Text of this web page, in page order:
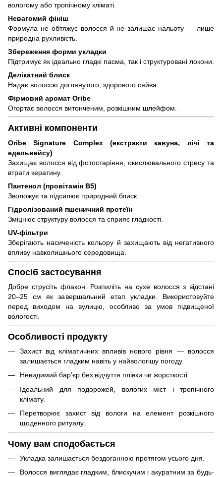
вологому або тропічному кліматі.
Невагомий фініш
Формула не обтяжує волосся й не залишає нальоту — лише
природна рухливість.
Збереження форми укладки
Підтримує як ідеально гладкі пасма, так і структуровані локони.
Делікатний блиск
Надає волоссю доглянутого, здорового сяйва.
Фірмовий аромат Oribe
Огортає волосся витонченим, розкішним шлейфом.
Активні компоненти
Oribe Signature Complex (екстракти кавуна, лічі та
едельвейсу)
Захищає волосся від фотостаріння, окислювального стресу та
втрати кератину.
Пантенол (провітамін B5)
Зволожує та підсилює природний блиск.
Гідролізований пшеничний протеїн
Зміцнює структуру волосся та сприяє гладкості.
UV-фільтри
Зберігають насиченість кольору й захищають від негативного
впливу навколишнього середовища.
Спосіб застосування
Добре струсіть флакон. Розпиліть на сухе волосся з відстані
20–25 см як завершальний етап укладки. Використовуйте
перед виходом на вулицю, особливо за умов підвищеної
вологості.
Особливості продукту
Захист від кліматичних впливів нового рівня — волосся
залишається гладким навіть у найвологішу погоду.
Невидимий бар’єр без відчуття плівки чи жорсткості.
Ідеальний для подорожей, вологих міст і тропічного
клімату.
Перетворює захист від вологи на елемент розкішного
щоденного ритуалу.
Чому вам сподобається
Укладка залишається бездоганною протягом усього дня.
Волосся виглядає гладким, блискучим і акуратним за будь-